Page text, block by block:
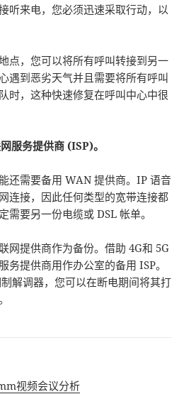
听来电，您必须迅速采取行动，以
点，您可以将所有呼叫转接到另一
遇到恶劣天气并且需要将所有呼叫
时，这种快速修复在呼叫中心中很
服务提供商 (ISP)。
还需要备用 WAN 提供商。IP 语音
连接，因此任何类型的宽带连接都
需要另一份电缆或 DSL 帐单。
网提供商作为备份。借助 4G和 5G
务提供商用作办公室的备用 ISP。
解调器，您可以在断电期间将其打
视频会议分析